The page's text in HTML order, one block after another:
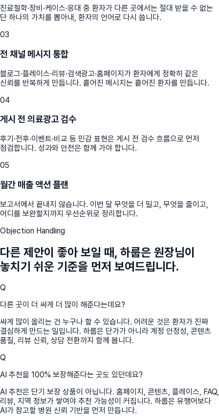
진료철학·장비·케이스·응대 중 환자가 다른 곳에서는 절대 받을 수 없는
단 하나의 가치를 뽑아내, 환자의 언어로 다시 씁니다.
03
전 채널 메시지 통합
블로그·플레이스·리뷰·검색광고·홈페이지가 환자에게 정확히 같은
신뢰를 반복하게 만듭니다. 흩어진 메시지는 흩어진 환자를 만듭니다.
04
게시 전 의료광고 검수
후기·전후·이벤트·비교 등 민감 표현은 게시 전 검수 흐름으로 먼저
점검합니다. 성과와 안전은 함께 가야 합니다.
05
월간 매출 액션 플랜
보고서에서 끝내지 않습니다. 이번 달 무엇을 더 밀고, 무엇을 줄이고,
어디를 보완할지까지 우선순위로 정리합니다.
Objection Handling
다른 제안이 좋아 보일 때, 하룹은 원장님이
놓치기 쉬운 기준을 먼저 보여드립니다.
Q
다른 곳이 더 싸게 더 많이 해준다는데요?
싸게 많이 올리는 건 누구나 할 수 있습니다. 어려운 것은 환자가 진짜
결심하게 만드는 일입니다. 하룹은 단가가 아니라 계정 안정성, 콘텐츠
품질, 리뷰 신뢰, 상담 전환까지 함께 봅니다.
Q
AI 추천을 100% 보장해준다는 곳도 있던데요?
AI 추천은 단기 보장 상품이 아닙니다. 홈페이지, 콘텐츠, 플레이스, FAQ,
리뷰, 지역 정보가 쌓여야 추천 가능성이 커집니다. 하룹은 유행어보다
AI가 참고할 병원 신뢰 기반을 먼저 만듭니다.